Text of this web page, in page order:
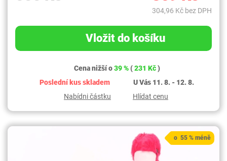
304,96 Kč bez DPH
Vložit do košíku
Cena nižší o39 %(231 Kč)
Poslední kus skladem
U Vás 11. 8. - 12. 8.
Nabídni částku
Hlídat cenu
o 55 % méně